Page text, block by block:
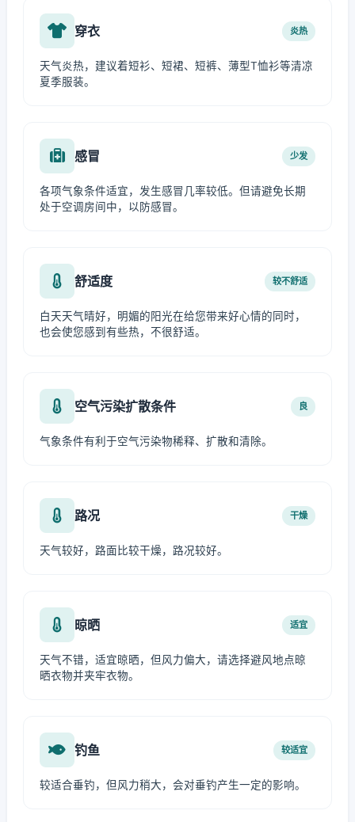
穿衣 炎热
天气炎热，建议着短衫、短裙、短裤、薄型T恤衫等清凉
夏季服装。
感冒 少发
各项气象条件适宜，发生感冒几率较低。但请避免长期
处于空调房间中，以防感冒。
舒适度 较不舒适
白天天气晴好，明媚的阳光在给您带来好心情的同时，
也会使您感到有些热，不很舒适。
空气污染扩散条件 良
气象条件有利于空气污染物稀释、扩散和清除。
路况 干燥
天气较好，路面比较干燥，路况较好。
晾晒 适宜
天气不错，适宜晾晒，但风力偏大，请选择避风地点晾
晒衣物并夹牢衣物。
钓鱼 较适宜
较适合垂钓，但风力稍大，会对垂钓产生一定的影响。